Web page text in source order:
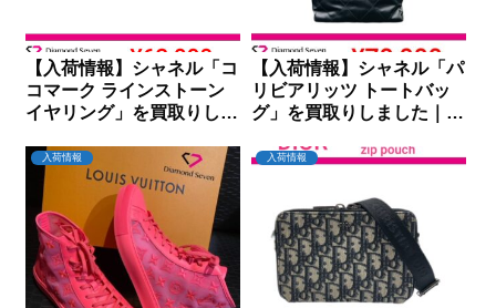
【入荷情報】シャネル「コ
コマーク ラインストーン
イヤリング」を買取りしま
【入荷情報】シャネル「パ
リビアリッツ トートバッ
グ」を買取りしました｜ダ
入荷情報 入荷情報